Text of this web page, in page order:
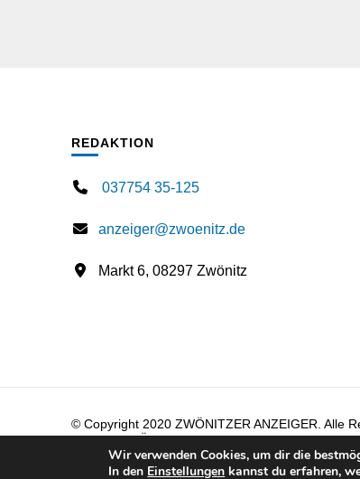
REDAKTION
037754 35-125
anzeiger@zwoenitz.de
Markt 6, 08297 Zwönitz
© Copyright 2020 ZWÖNITZER ANZEIGER. Alle
SMART ZWÖNITZ.Blossom PinIt | Entwickelt von
WordPress.Datenschutzerklärung
Wir verwenden Cookies, um dir die
In den Einstellungen kannst du erfahren,